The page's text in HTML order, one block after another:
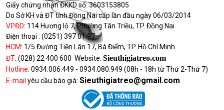
Giấy chứng nhận ĐKKD số:3603153805
Do Sở KH và ĐT tỉnh Đồng Nai cấp lần đầu ngày 06/03/2014
VPĐD: 114 Hương lộ 7, Phường Tân Triều, TP. Đồng Nai
Điện thoại : (0251) 397 01 97
HCM: 1/5 Đường Tiền Lân 17, Bà Điểm, TP. Hồ Chí Minh
ĐT: (028) 22 400 600 Website: Sieuthigiatreo.com
Hotline: 0934.006.449 - 0934.080.949 (08h - 18h từ Thứ 2-Thứ 7)
E-mail yêu cầu báo giá: Sieuthigiatreo@gmail.com